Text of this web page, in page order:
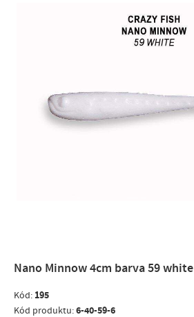
Nano Minnow 4cm barva 59 white
Kód: 195
Kód produktu:6-40-59-6